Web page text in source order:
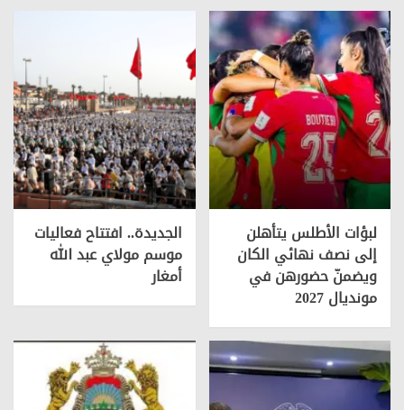
لبؤات الأطلس يتأهلن
إلى نصف نهائي الكان
ويضمنّ حضورهن في
مونديال 2027
الجديدة.. افتتاح فعاليات
موسم مولاي عبد الله
أمغار